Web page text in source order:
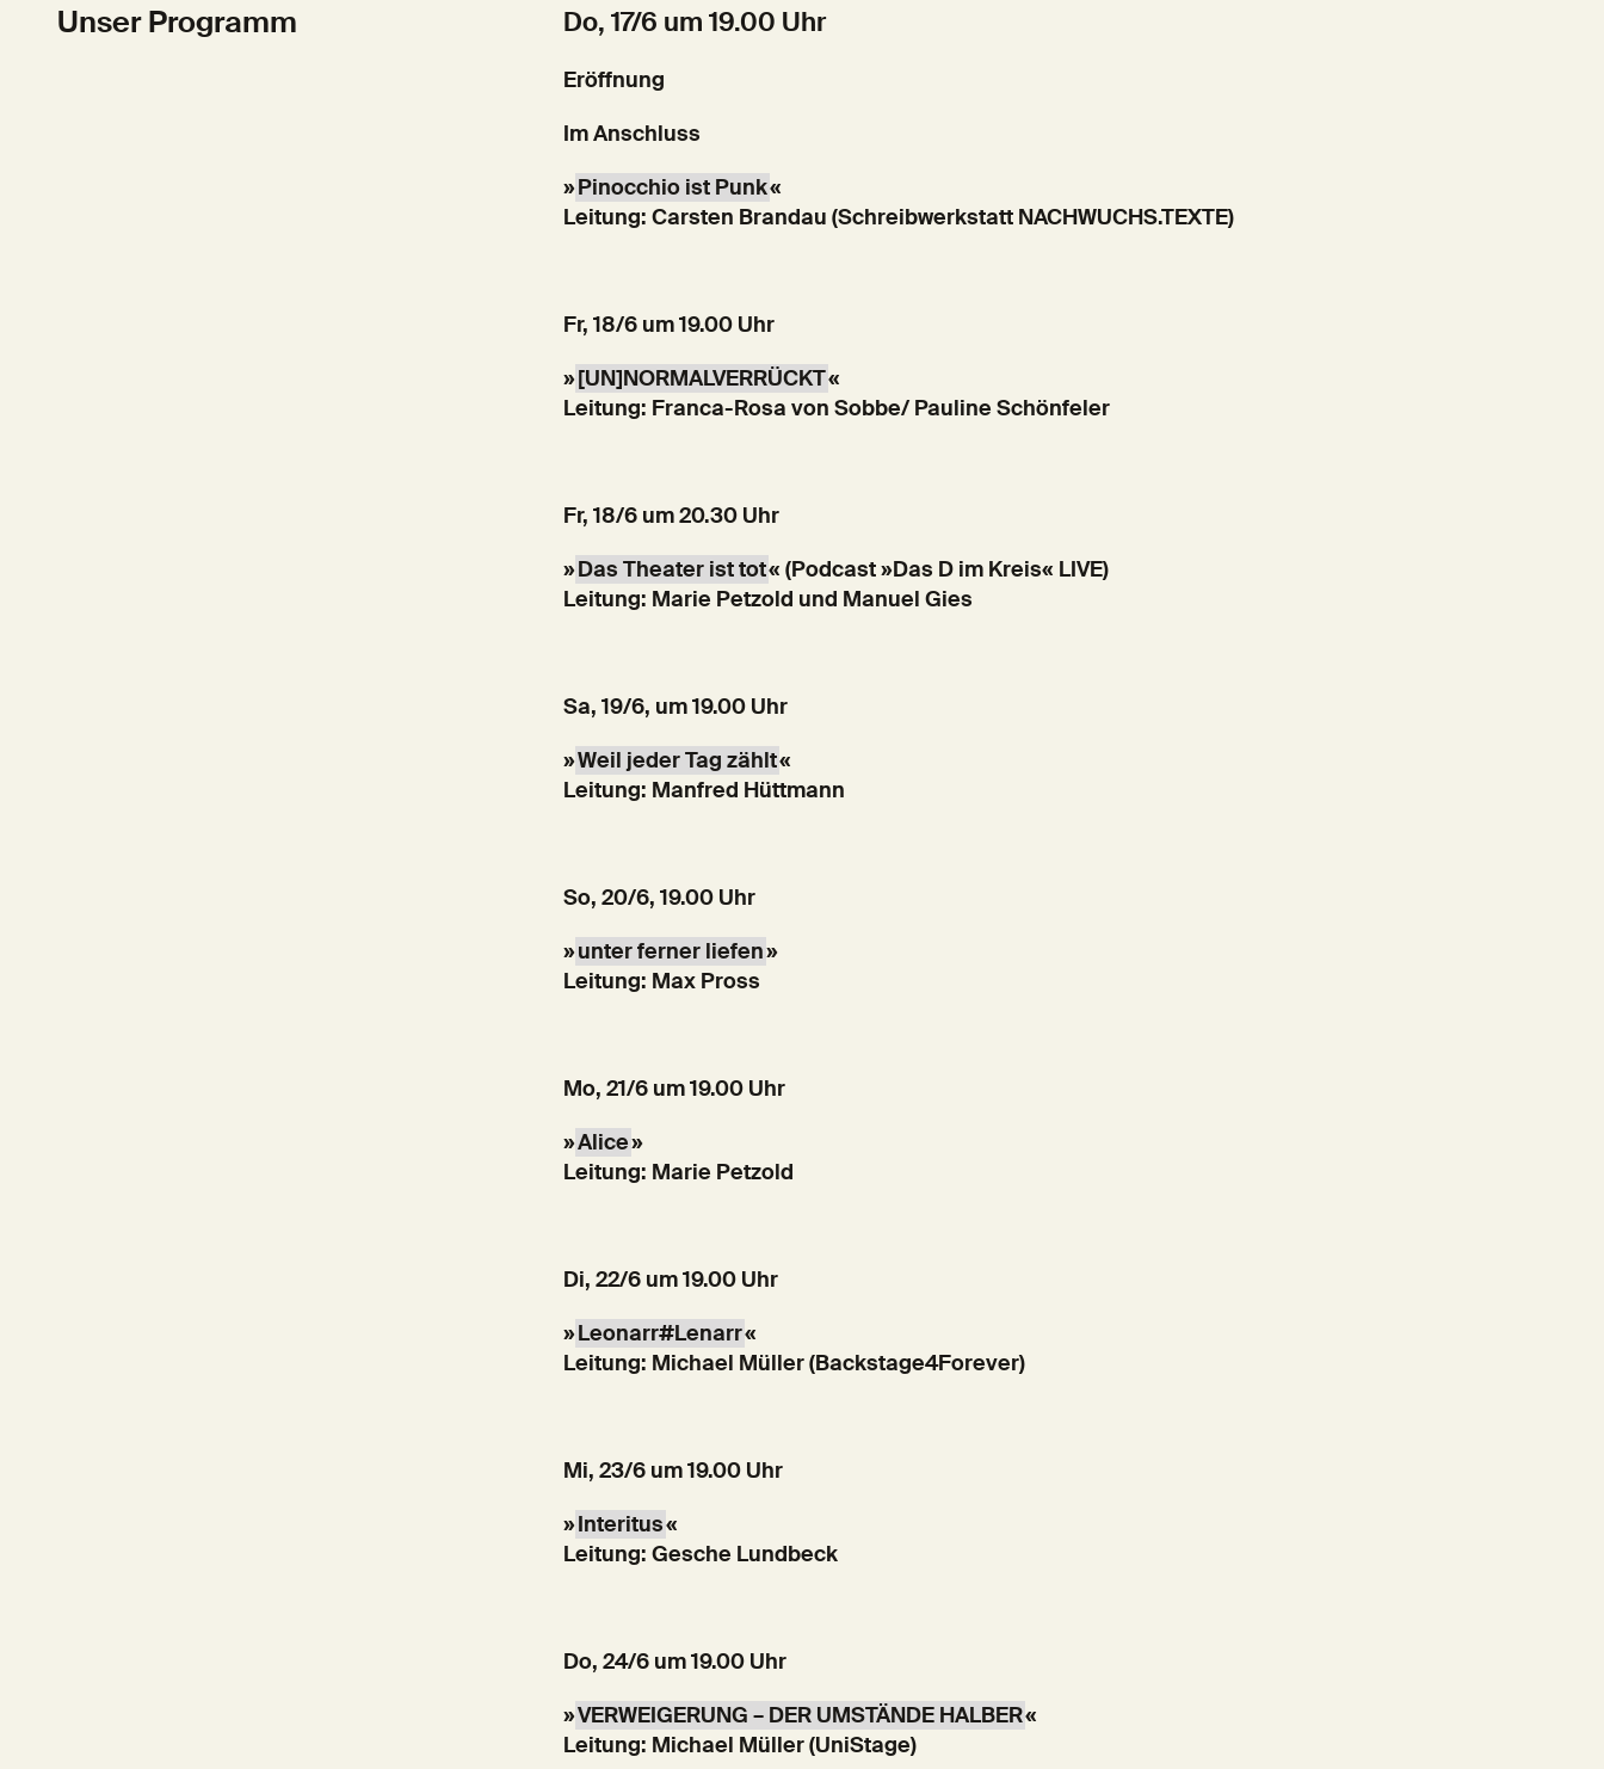
Unser Programm Do, 17/6 um 19.00 Uhr
Eröffnung
Im Anschluss
»Pinocchio ist Punk«
Leitung: Carsten Brandau (Schreibwerkstatt NACHWUCHS.TEXTE)
Fr, 18/6 um 19.00 Uhr
»[UN]NORMALVERRÜCKT«
Leitung: Franca-Rosa von Sobbe/ Pauline Schönfeler
Fr, 18/6 um 20.30 Uhr
»Das Theater ist tot« (Podcast »Das D im Kreis« LIVE)
Leitung: Marie Petzold und Manuel Gies
Sa, 19/6, um 19.00 Uhr
»Weil jeder Tag zählt«
Leitung: Manfred Hüttmann
So, 20/6, 19.00 Uhr
»unter ferner liefen»
Leitung: Max Pross
Mo, 21/6 um 19.00 Uhr
»Alice»
Leitung: Marie Petzold
Di, 22/6 um 19.00 Uhr
»Leonarr#Lenarr«
Leitung: Michael Müller (Backstage4Forever)
Mi, 23/6 um 19.00 Uhr
»Interitus«
Leitung: Gesche Lundbeck
Do, 24/6 um 19.00 Uhr
»VERWEIGERUNG – DER UMSTÄNDE HALBER«
Leitung: Michael Müller (UniStage)